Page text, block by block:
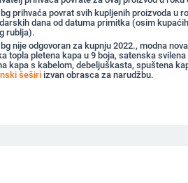
prihvaća povrat svih kupljenih proizvoda u
dana od datuma primitka (osim
rublja).
nije odgovoran za kupnju 2022., modna
topla pletena kapa u 9 boja, satenska svilena
kapa s kabelom, debeljuškasta, spuštena
šeširiizvan obrasca za narudžbu.